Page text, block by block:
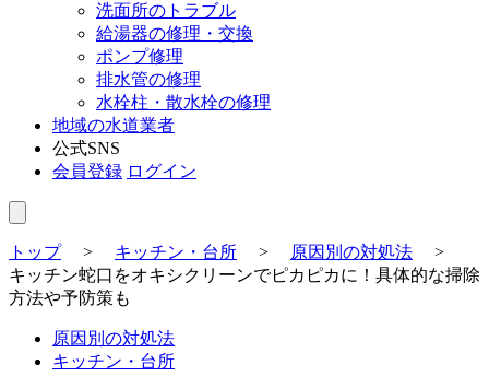
洗面所のトラブル
給湯器の修理・交換
ポンプ修理
排水管の修理
水栓柱・散水栓の修理
地域の水道業者
公式SNS
会員登録 ログイン
トップ> キッチン・台所 > 原因別の対処法 >
キッチン蛇口をオキシクリーンでピカピカに！具体的な掃除
方法や予防策も
原因別の対処法
キッチン・台所